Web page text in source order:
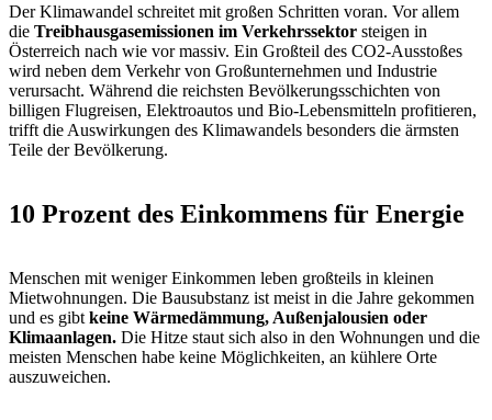
Der Klimawandel schreitet mit großen Schritten voran. Vor allem
die Treibhausgasemissionen im Verkehrssektor steigen in
Österreich nach wie vor massiv. Ein Großteil des CO2-Ausstoßes
wird neben dem Verkehr von Großunternehmen und Industrie
verursacht. Während die reichsten Bevölkerungsschichten von
billigen Flugreisen, Elektroautos und Bio-Lebensmitteln profitieren,
trifft die Auswirkungen des Klimawandels besonders die ärmsten
Teile der Bevölkerung.
10 Prozent des Einkommens für Energie
Menschen mit weniger Einkommen leben großteils in kleinen
Mietwohnungen. Die Bausubstanz ist meist in die Jahre gekommen
und es gibt keine Wärmedämmung, Außenjalousien oder
Klimaanlagen. Die Hitze staut sich also in den Wohnungen und die
meisten Menschen habe keine Möglichkeiten, an kühlere Orte
auszuweichen.